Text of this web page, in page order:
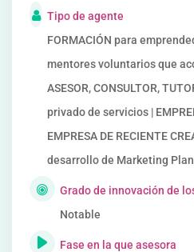
Tipo de agente
FORMACIÓN para
mentores voluntarios que
ASESOR, CONSULTOR,
privado de servicios |
EMPRESA DE RECIENTE
desarrollo de Marketing
Grado de innovación de
Notable
Fase en la que asesora